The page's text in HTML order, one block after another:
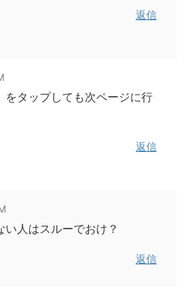
返信
をタップしても次ページに行
返信
い人はスルーでおけ？
返信